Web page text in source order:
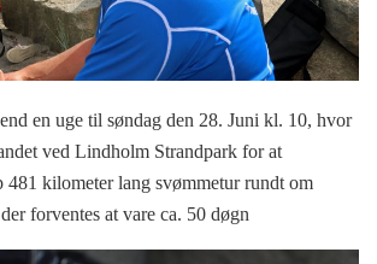
en uge til søndag den 28. Juni kl. 10, hvor
ved Lindholm Strandpark for at
481 kilometer lang svømmetur rundt om
forventes at vare ca. 50 døgn